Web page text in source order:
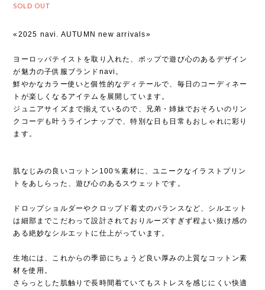
SOLD OUT
«2025 navi. AUTUMN new arrivals»
ヨーロッパテイストを取り入れた、ポップで遊び心のあるデザイン
が魅力の子供服ブランドnavi。
鮮やかなカラー使いと個性的なディテールで、毎日のコーディネー
トが楽しくなるアイテムを展開しています。
ジュニアサイズまで揃えているので、兄弟・姉妹でおそろいのリン
クコーデも叶うラインナップで、特別な日も日常もおしゃれに彩り
ます。
肌なじみの良いコットン100％素材に、ユニークなイラストプリン
トをあしらった、遊び心のあるスウェットです。
ドロップショルダーやクロップド着丈のバランスなど、シルエット
は細部までこだわって設計されておりルーズすぎず程よい抜け感の
ある絶妙なシルエットに仕上がっています。
生地には、これからの季節にちょうど良い厚みの上質なコットン素
材を使用。
さらっとした肌触りで長時間着ていてもストレスを感じにくい快適